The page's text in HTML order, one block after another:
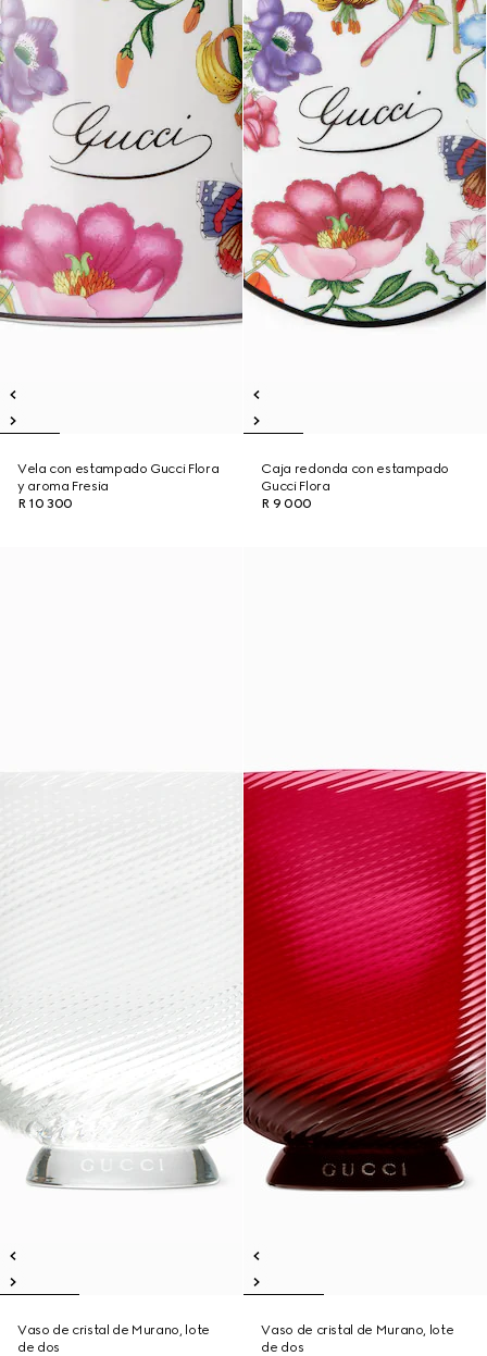
Vela con estampado Gucci Flora
y aroma Fresia
R 10 300
Caja redonda con estampado
Gucci Flora
R 9 000
Vaso de cristal de Murano, lote
de dos
Vaso de cristal de Murano, lote
de dos